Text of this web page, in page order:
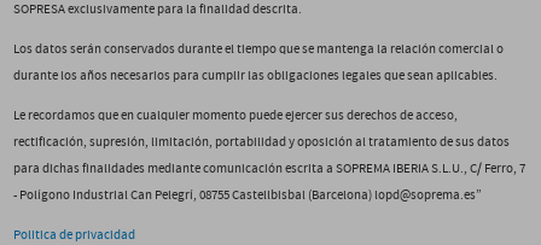
SOPRESA exclusivamente para la finalidad descrita.
Los datos serán conservados durante el tiempo que se mantenga la relación comercial o
durante los años necesarios para cumplir las obligaciones legales que sean aplicables.
Le recordamos que en cualquier momento puede ejercer sus derechos de acceso,
rectificación, supresión, limitación, portabilidad y oposición al tratamiento de sus datos
para dichas finalidades mediante comunicación escrita a SOPREMA IBERIA S.L.U., C/ Ferro, 7
- Polígono Industrial Can Pelegrí, 08755 Castellbisbal (Barcelona) lopd@soprema.es”
Politica de privacidad